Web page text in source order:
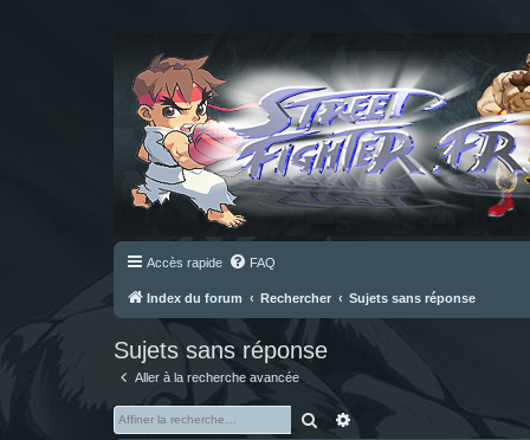
Accès rapide FAQ
Index du forum Rechercher Sujets sans réponse
Sujets sans réponse
Aller à la recherche avancée
Rechercher
Recherche avancée